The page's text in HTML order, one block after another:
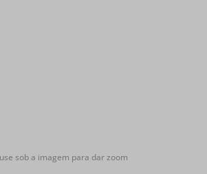
sob a imagem para dar zoom